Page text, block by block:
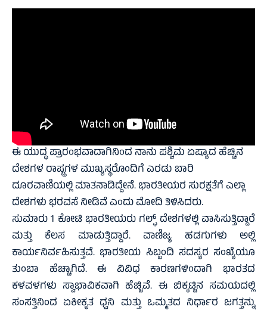
ಈ ಯುದ್ಧ ಪ್ರಾರಂಭವಾದಾಗಿನಿಂದ ನಾನು ಪಶ್ಚಿಮ ಏಷ್ಯಾದ ಹೆಚ್ಚಿನ
ದೇಶಗಳ ರಾಷ್ಟ್ರಗಳ ಮುಖ್ಯಸ್ಥರೊಂದಿಗೆ ಎರಡು ಬಾರಿ
ದೂರವಾಣಿಯಲ್ಲಿ ಮಾತನಾಡಿದ್ದೇನೆ. ಭಾರತೀಯರ ಸುರಕ್ಷತೆಗೆ ಎಲ್ಲಾ
ದೇಶಗಳು ಭರವಸೆ ನೀಡಿವೆ ಎಂದು ಮೋದಿ ತಿಳಿಸಿದರು.
ಸುಮಾರು 1 ಕೋಟಿ ಭಾರತೀಯರು ಗಲ್ಫ್ ದೇಶಗಳಲ್ಲಿ ವಾಸಿಸುತ್ತಿದ್ದಾರೆ
ಮತ್ತು ಕೆಲಸ ಮಾಡುತ್ತಿದ್ದಾರೆ. ವಾಣಿಜ್ಯ ಹಡಗುಗಳು ಅಲ್ಲಿ
ಕಾರ್ಯನಿರ್ವಹಿಸುತ್ತವೆ. ಭಾರತೀಯ ಸಿಬ್ಬಂದಿ ಸದಸ್ಯರ ಸಂಖ್ಯೆಯೂ
ತುಂಬಾ ಹೆಚ್ಚಾಗಿದೆ. ಈ ವಿವಿಧ ಕಾರಣಗಳಿಂದಾಗಿ ಭಾರತದ
ಕಳವಳಗಳು ಸ್ವಾಭಾವಿಕವಾಗಿ ಹೆಚ್ಚಿವೆ. ಈ ಬಿಕ್ಕಟ್ಟಿನ ಸಮಯದಲ್ಲಿ
ಸಂಸತ್ತಿನಿಂದ ಏಕೀಕೃತ ಧ್ವನಿ ಮತ್ತು ಒಮ್ಮತದ ನಿರ್ಧಾರ ಜಗತ್ತನ್ನು